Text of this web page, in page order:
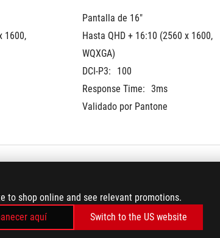
to shop online and see relevant promotions.
aquí
Switch to the US website
1600,
Pantalla de 16"
Hasta QHD + 16:10 (2560 x 1600,
WQXGA)
DCI-P3:
100
Response Time: 3ms
Validado por Pantone
x
de